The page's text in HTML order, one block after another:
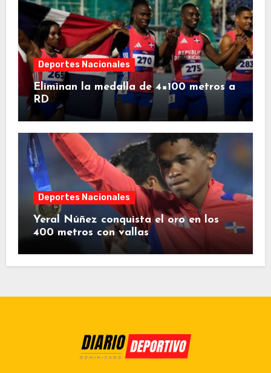
Deportes Nacionales
Eliminan la medalla de 4×100 metros a
RD
Deportes Nacionales
Yeral Núñez conquista el oro en los
400 metros con vallas